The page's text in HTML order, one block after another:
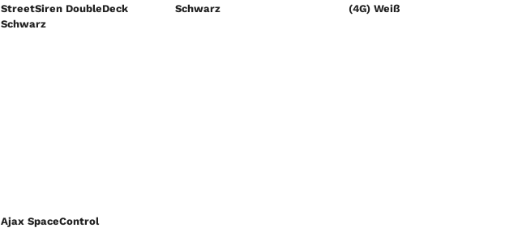
StreetSiren DoubleDeck
Schwarz
Schwarz
(4G) Weiß
Ajax SpaceControl